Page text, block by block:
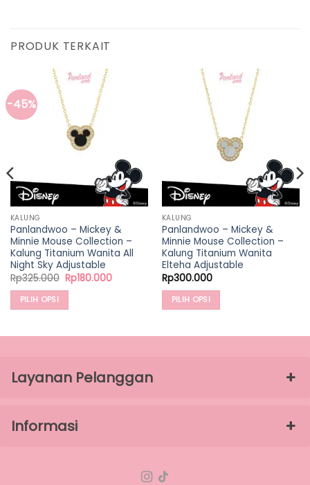
PRODUK TERKAIT
-45%
KALUNG
Panlandwoo – Mickey &
Minnie Mouse Collection –
Kalung Titanium Wanita All
Night Sky Adjustable
Rp325.000 Harga
aslinya
Rp180.000Harga
PILIH OPSI
varian.
Pilihan
dapat
diambil
KALUNG
Panlandwoo – Mickey &
Minnie Mouse Collection –
Kalung Titanium Wanita
Elteha Adjustable
Rp300.000
PILIH OPSI
produk
Layanan Pelanggan
Informasi